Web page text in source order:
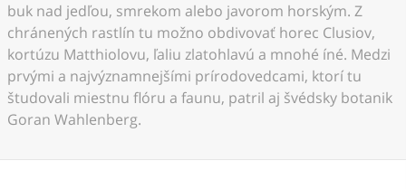
buk nad jedľou, smrekom alebo javorom horským. Z
chránených rastlín tu možno obdivovať horec Clusiov,
kortúzu Matthiolovu, ľaliu zlatohlavú a mnohé íné. Medzi
prvými a najvýznamnejšími prírodovedcami, ktorí tu
študovali miestnu flóru a faunu, patril aj švédsky botanik
Goran Wahlenberg.